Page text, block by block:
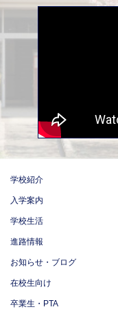
学校紹介
入学案内
学校生活
進路情報
お知らせ・ブログ
在校生向け
卒業生・PTA